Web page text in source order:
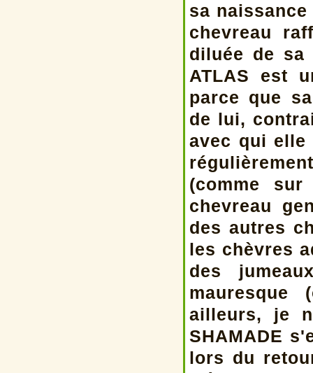
sa
chevreau
diluée de sa
ATLAS est
parce que
de lui,
avec qui elle
(comme
chevreau
des autres
les chèvres
des
mauresque
ailleurs, je
SHAMADE
lors du